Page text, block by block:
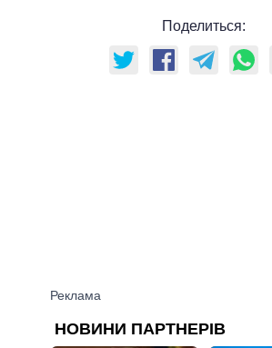
Поделиться: